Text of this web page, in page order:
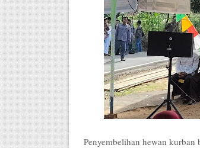
Penyembelihan hewan kurban